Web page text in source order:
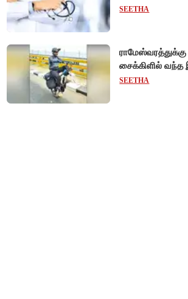
டாக்டர்களுக்குத்
SEETHA
சைக்கிளில் வந்த
- போதைக்கு
SEETHA